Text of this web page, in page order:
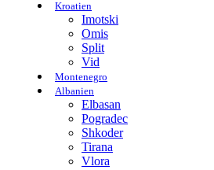
Kroatien
Imotski
Omis
Split
Vid
Montenegro
Albanien
Elbasan
Pogradec
Shkoder
Tirana
Vlora